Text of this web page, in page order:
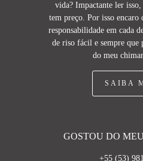
vida? Impactante ler isso,
tem preço. Por isso encaro
responsabilidade em cada
de riso fácil e sempre que
do meu
SAIBA
GOSTOU DO
+55 (53)